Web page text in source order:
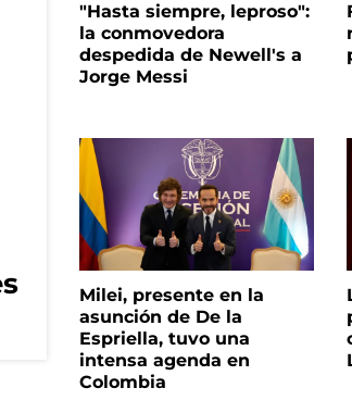
"Hasta siempre, leproso":
la conmovedora
despedida de Newell's a
Jorge Messi
Milei, presente en la
asunción de De la
Espriella, tuvo una
intensa agenda en
Colombia